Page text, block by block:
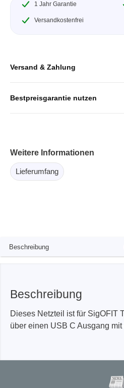
1 Jahr Garantie
Versandkostenfrei
Versand & Zahlung
Bestpreisgarantie nutzen
Weitere Informationen
Lieferumfang
Beschreibung
Beschreibung
Dieses Netzteil ist für SigOFIT
über einen USB C Ausgang